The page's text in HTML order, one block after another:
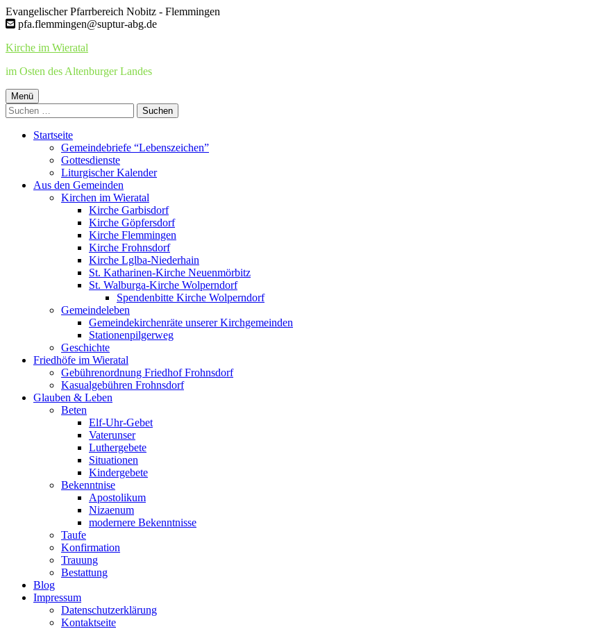
Springe
zum
Evangelischer Pfarrbereich Nobitz - Flemmingen
pfa.flemmingen@suptur-abg.de
Kirche im Wieratal
im Osten des Altenburger Landes
Primäres
Menü
Menü
Suchen
nach:
Startseite
Gemeindebriefe “Lebenszeichen”
Gottesdienste
Liturgischer Kalender
Aus den Gemeinden
Kirchen im Wieratal
Kirche Garbisdorf
Kirche Göpfersdorf
Kirche Flemmingen
Kirche Frohnsdorf
Kirche Lglba-Niederhain
St. Katharinen-Kirche Neuenmörbitz
St. Walburga-Kirche Wolperndorf
Spendenbitte Kirche Wolperndorf
Gemeindeleben
Gemeindekirchenräte unserer Kirchgemeinden
Stationenpilgerweg
Geschichte
Friedhöfe im Wieratal
Gebührenordnung Friedhof Frohnsdorf
Kasualgebühren Frohnsdorf
Glauben & Leben
Beten
Elf-Uhr-Gebet
Vaterunser
Luthergebete
Situationen
Kindergebete
Bekenntnise
Apostolikum
Nizaenum
modernere Bekenntnisse
Taufe
Konfirmation
Trauung
Bestattung
Blog
Impressum
Datenschutzerklärung
Kontaktseite